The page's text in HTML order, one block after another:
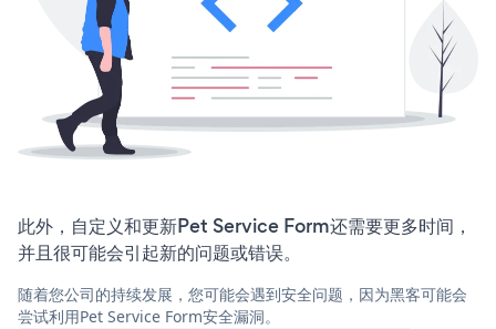
此外，自定义和更新Pet Service Form还需要更多时间，
并且很可能会引起新的问题或错误。
随着您公司的持续发展，您可能会遇到安全问题，因为黑客可能会
尝试利用Pet Service Form安全漏洞。